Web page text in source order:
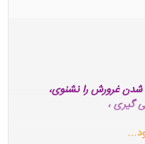
غرورش را نشنوی،
گیری ،